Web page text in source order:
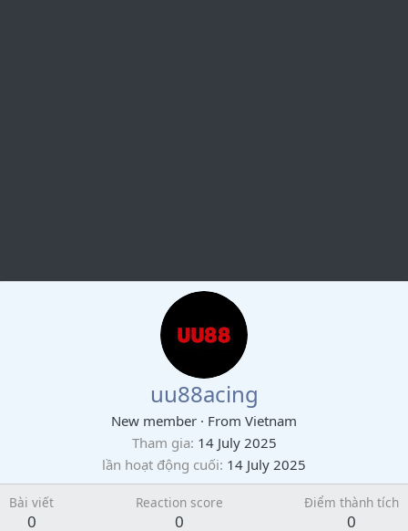
uu88acing
New member · From Vietnam
Tham gia 14 July 2025
lần hoạt động cuối 14 July 2025
Bài viết
0
Reaction score
0
Điểm thành tích
0